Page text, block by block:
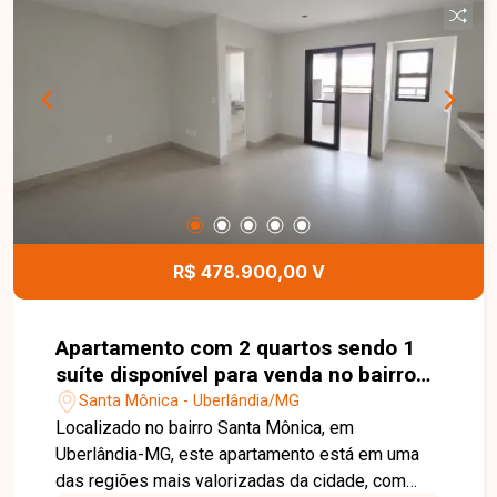
R$ 478.900,00 V
Apartamento com 2 quartos sendo 1
suíte disponível para venda no bairro
Santa Mônica em Uberlândia-MG
Santa Mônica - Uberlândia/MG
Localizado no bairro Santa Mônica, em
Uberlândia-MG, este apartamento está em uma
das regiões mais valorizadas da cidade, com